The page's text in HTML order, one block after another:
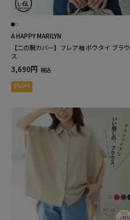
A HAPPY MARILYN
【二の腕カバー】フレア袖 ボウタイ ブラウ
ス
3,690円 税込
5%OFF